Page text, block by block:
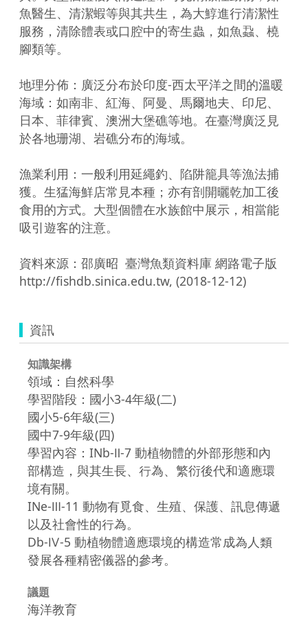
魚醫生、清潔蝦等與其共生，為大鯙進行清潔性
服務，清除體表或口腔中的寄生蟲，如魚蝨、橈
腳類等。
地理分佈：廣泛分布於印度-西太平洋之間的溫暖
海域：如南非、紅海、阿曼、馬爾地夫、印尼、
日本、菲律賓、澳洲大堡礁等地。在臺灣廣泛見
於各地珊湖、岩礁分布的海域。
漁業利用：一般利用延繩釣、陷阱籠具等漁法捕
獲。生猛海鮮店常見本種；亦有剖開曬乾加工後
食用的方式。大型個體在水族館中展示，相當能
吸引遊客的注意。
資料來源：邵廣昭  臺灣魚類資料庫 網路電子版
http://fishdb.sinica.edu.tw, (2018-12-12)
資訊
知識架構
領域：自然科學
學習階段：國小3-4年級(二)
國小5-6年級(三)
國中7-9年級(四)
學習內容：INb-Ⅱ-7 動植物體的外部形態和內
部構造，與其生長、行為、繁衍後代和適應環
境有關。
INe-Ⅲ-11 動物有覓食、生殖、保護、訊息傳遞
以及社會性的行為。
Db-Ⅳ-5 動植物體適應環境的構造常成為人類
發展各種精密儀器的參考。
議題
海洋教育